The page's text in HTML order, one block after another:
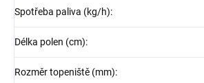
Spotřeba paliva (kg/h):
Délka polen (cm):
Rozměr topeniště (mm):